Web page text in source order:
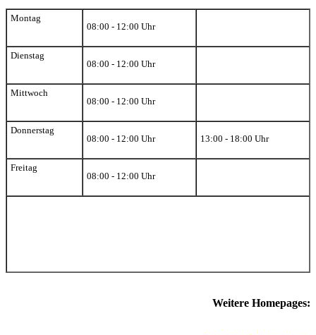
Montag
08:00 - 12:00 Uhr
Dienstag
08:00 - 12:00 Uhr
Mittwoch
08:00 - 12:00 Uhr
Donnerstag
08:00 - 12:00 Uhr
13:00 - 18:00 Uhr
Freitag
08:00 - 12:00 Uhr
Weitere Homepages: